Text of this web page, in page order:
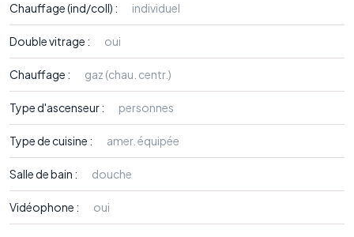
Chauffage (ind/coll) : individuel
Double vitrage : oui
Chauffage : gaz (chau. centr.)
Type d'ascenseur : personnes
Type de cuisine : amer. équipée
Salle de bain : douche
Vidéophone : oui